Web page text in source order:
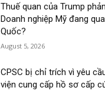
Thuế quan của Trump
Doanh nghiệp Mỹ đang
Quốc?
August 5, 2026
CPSC bị chỉ trích vì yêu
viện cung cấp hồ sơ cấp